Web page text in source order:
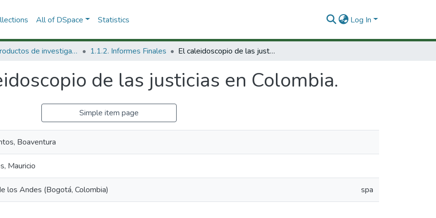
All of DSpace Statistics Log In
1.1 Productos de investigación 1.1.2. Informes Finales El caleidoscopio de las justicias en Colombia.
de las justicias en Colombia.
Simple item page
Boaventura
Mauricio
los Andes (Bogotá, Colombia) spa